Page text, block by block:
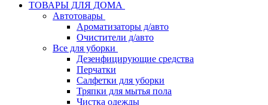
ТОВАРЫ ДЛЯ ДОМА
Автотовары
Ароматизаторы д/авто
Очистители д/авто
Все для уборки
Дезенфицирующие средства
Перчатки
Салфетки для уборки
Тряпки для мытья пола
Чистка одежды